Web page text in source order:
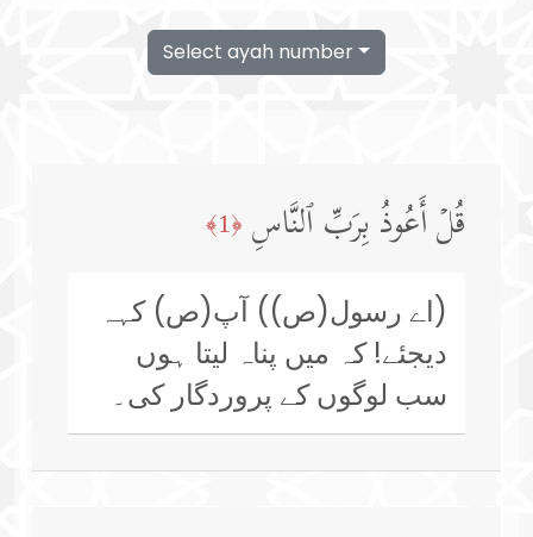
Select ayah number
قُلۡ أَعُوذُ بِرَبِّ ٱلنَّاسِ ﴿1﴾
(اے رسول(ص)) آپ(ص) کہہ
دیجئے! کہ میں پناہ لیتا ہوں
سب لوگوں کے پروردگار کی۔